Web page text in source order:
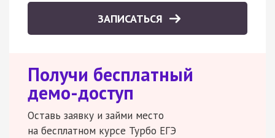
ЗАПИСАТЬСЯ
Получи бесплатный
демо-доступ
Оставь заявку и займи место
на бесплатном курсе Турбо ЕГЭ